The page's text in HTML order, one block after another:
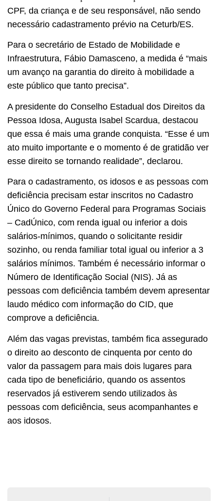
CPF, da criança e de seu responsável, não sendo
necessário cadastramento prévio na Ceturb/ES.
Para o secretário de Estado de Mobilidade e
Infraestrutura, Fábio Damasceno, a medida é “mais
um avanço na garantia do direito à mobilidade a
este público que tanto precisa”.
A presidente do Conselho Estadual dos Direitos da
Pessoa Idosa, Augusta Isabel Scardua, destacou
que essa é mais uma grande conquista. “Esse é um
ato muito importante e o momento é de gratidão ver
esse direito se tornando realidade”, declarou.
Para o cadastramento, os idosos e as pessoas com
deficiência precisam estar inscritos no Cadastro
Único do Governo Federal para Programas Sociais
– CadÚnico, com renda igual ou inferior a dois
salários-mínimos, quando o solicitante residir
sozinho, ou renda familiar total igual ou inferior a 3
salários mínimos. Também é necessário informar o
Número de Identificação Social (NIS). Já as
pessoas com deficiência também devem apresentar
laudo médico com informação do CID, que
comprove a deficiência.
Além das vagas previstas, também fica assegurado
o direito ao desconto de cinquenta por cento do
valor da passagem para mais dois lugares para
cada tipo de beneficiário, quando os assentos
reservados já estiverem sendo utilizados às
pessoas com deficiência, seus acompanhantes e
aos idosos.